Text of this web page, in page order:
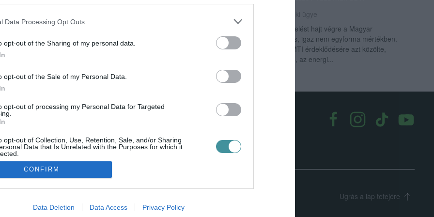
Data Processing Opt Outs
opt-out of the Sharing of my personal data.
opt-out of the Sale of my Personal Data.
opt-out of processing my Personal Data for Targeted
opt-out of Collection, Use, Retention, Sale, and/or Sharing
Data that Is Unrelated with the Purposes for which it
allow Google to enable storage related to advertising like cookies on
CONFIRM
Data Deletion Data Access Privacy Policy
LEHET MEGÚSZNI!
A jelenlegi DIGI ( és inviteles) előfizetőinek is figyelniük
kell, pár hetük van, hogy enyhítsék a januári emelést. A
DIGI Távközlési és Szolgáltató Kft. (DIGI), valamint a
MOBILSZOLGÁLTATÓK
Mindenki ügye
Idén inflációkövető díjemelést hajt végre a Magyar
Telekom és a Vodafone is, igaz nem egyforma mértékben.
A Magyar Telekom az MTI érdeklődésére azt közölte,
hogy az inflációs nyomás, az energi...
Ugrás a lap tetejére